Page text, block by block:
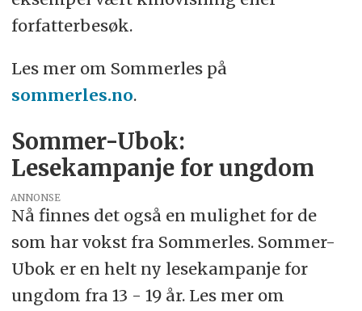
forfatterbesøk.
Les mer om Sommerles på
sommerles.no.
Sommer-Ubok:
Lesekampanje for ungdom
ANNONSE
Nå finnes det også en mulighet for de
som har vokst fra Sommerles. Sommer-
Ubok er en helt ny lesekampanje for
ungdom fra 13 - 19 år. Les mer om